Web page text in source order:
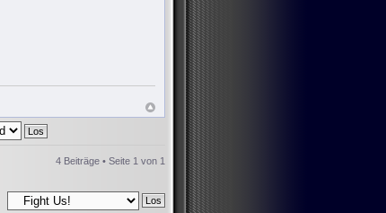
4 Beiträge • Seite 1 von 1